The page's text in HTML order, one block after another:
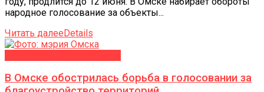
народное голосование за объекты...
Читать далееDetails
В Омске обострилась борьба в голосовании за